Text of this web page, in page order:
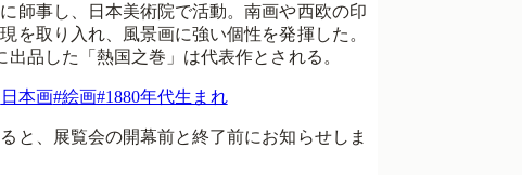
師事し、日本美術院で活動。南画や西欧の印
を取り入れ、風景画に強い個性を発揮した。
出品した「熱国之巻」は代表作とされる。
日本画#絵画#1880年代生まれ
と、展覧会の開幕前と終了前にお知らせしま